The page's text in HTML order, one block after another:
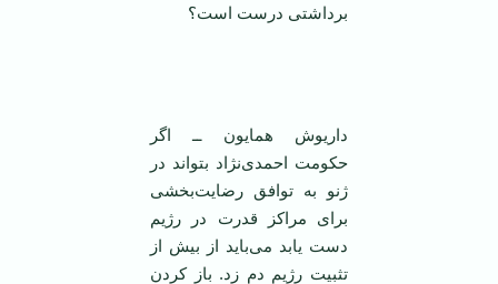
برداشتی درست است؟
داریوش همایون ــ اگر
حکومت احمدی‌نژاد بتواند در
ژنو به توافق رضایت‌بخشی
برای مراکز قدرت در رژیم
دست یابد می‌باید از بیش از
تثبیت رژیم دم زد. باز کردن